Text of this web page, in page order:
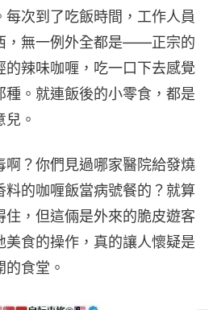
次到了吃飯時間，工作人員
，無一例外全都是——正宗的
的辣味咖喱，吃一口下去感覺
種。就連飯後的小零食，都是
。
啊？你們見過哪家醫院給發燒
料的咖喱飯當病號餐的？就算
住，但這倆是外來的脆皮遊客
美食的操作，真的讓人懷疑是
食堂。